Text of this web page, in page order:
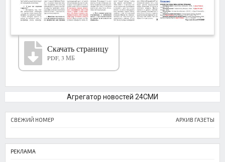
Скачать страницу
PDF, 3 МБ
Агрегатор новостей 24СМИ
СВЕЖИЙ НОМЕР АРХИВ ГАЗЕТЫ
РЕКЛАМА